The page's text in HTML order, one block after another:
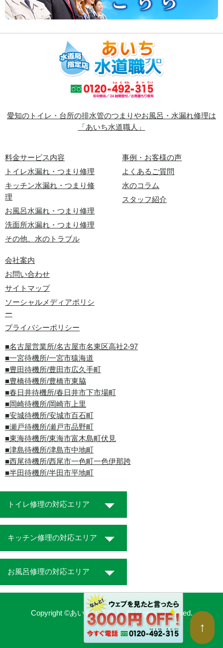
愛知のトイレ・台所の排水管のつまりやお風呂・水漏れ修理は
「あいち水道職人」
料金サービス内容
トイレ水漏れ・つまり修理
キッチン水漏れ・つまり修
理
お風呂水漏れ・つまり修理
洗面所水漏れ・つまり修理
その他、水のトラブル
事例・お客様の声
よくあるご質問
水のコラム
スタッフ紹介
会社案内
お問い合わせ
サイトマップ
ソーシャルメディアポリシ
ー
プライバシーポリシー
■名古屋営業所/名古屋市名東区高社2-97
■一宮待機所/一宮市猿海道
■豊田待機所/豊田市広久手町
■豊橋待機所/豊橋市東脇
■春日井待機所/春日井市下市場町
■岡崎待機所/岡崎市上里
■安城待機所/安城市百石町
■瀬戸待機所/瀬戸市品野町
■東海待機所/東海市富木島町伏見
■津島待機所/津島市中地町
■西尾待機所/西尾市一色町一色伊那跨
■半田待機所/半田市平地町
トイレ修理の対応エリア
キッチン修理の対応エリア
お風呂修理の対応エリア
Copyright ©あいち水道職人. All Rights Reserved.
↑